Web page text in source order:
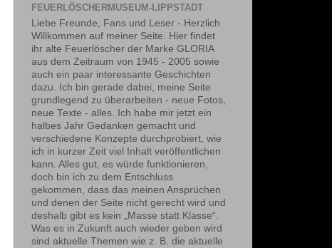
FEUERLÖSCHERMUSEUM-LIPPSTADT
Liebe Freunde, Fans und Leser - Herzlich
Willkommen auf meiner Seite. Hier findet
ihr alte Feuerlöscher der Marke GLORIA
aus dem Zeitraum von 1945 - 2005 sowie
auch ein paar interessante Geschichten
dazu. Ich bin gerade dabei, meine Seite
grundlegend zu überarbeiten - neue Fotos,
neue Texte - alles. Ich habe mir jetzt ein
halbes Jahr Gedanken gemacht und
verschiedene Konzepte durchprobiert, wie
ich in kurzer Zeit viel Inhalt veröffentlichen
kann. Alles gut, es würde funktionieren,
doch bin ich zu dem Entschluss
gekommen, dass das meinen Ansprüchen
und denen der Seite nicht gerecht wird und
deshalb gibt es kein „Masse statt Klasse“.
Was es in Zukunft auch wieder geben wird
sind aktuelle Themen wie z. B. die aktuelle